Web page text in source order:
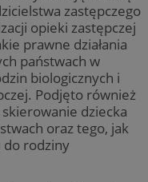
zastępczego
opieki zastępczej
prawne działania
państwach w
biologicznych i
Podjęto również
dziecka
oraz tego, jak
do rodziny